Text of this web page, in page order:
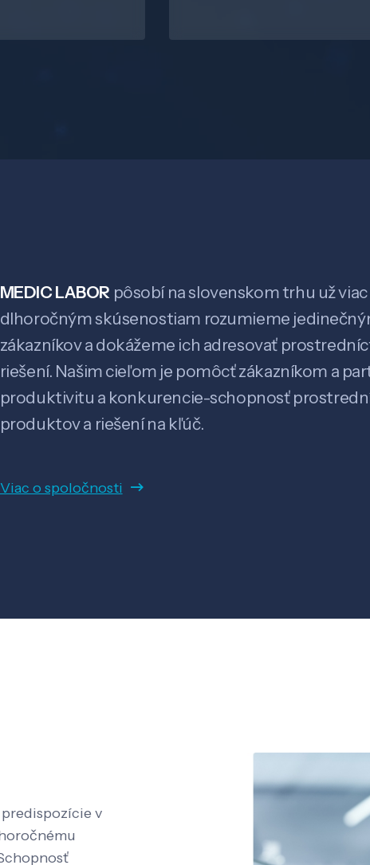
MEDIC LABOR pôsobí na slovenskom trhu už
dlhoročným skúsenostiam rozumieme
zákazníkov a dokážeme ich adresovať
riešení. Našim cieľom je pomôcť zákazníkom a
produktivitu a konkurencie-schopnosť
produktov a riešení na kľúč.
Viac o spoločnosti
v